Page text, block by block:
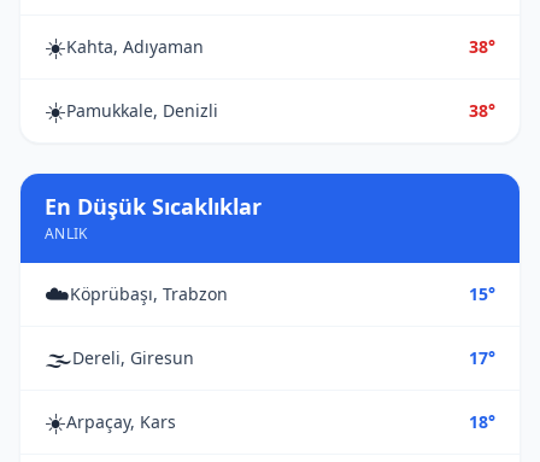
☀️Kahta, Adıyaman 38°
☀️Pamukkale, Denizli 38°
En Düşük Sıcaklıklar
ANLIK
☁️Köprübaşı, Trabzon 15°
🌫️Dereli, Giresun 17°
☀️Arpaçay, Kars 18°